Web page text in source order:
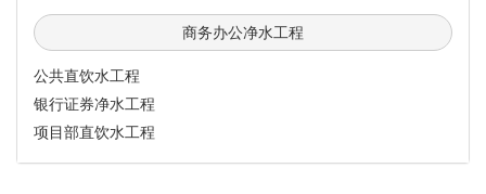
商务办公净水工程
公共直饮水工程
银行证券净水工程
项目部直饮水工程